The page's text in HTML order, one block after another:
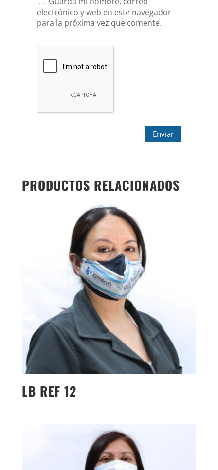
electrónico y web en este navegador
para la próxima vez que comente.
PRODUCTOS RELACIONADOS
LB REF 12